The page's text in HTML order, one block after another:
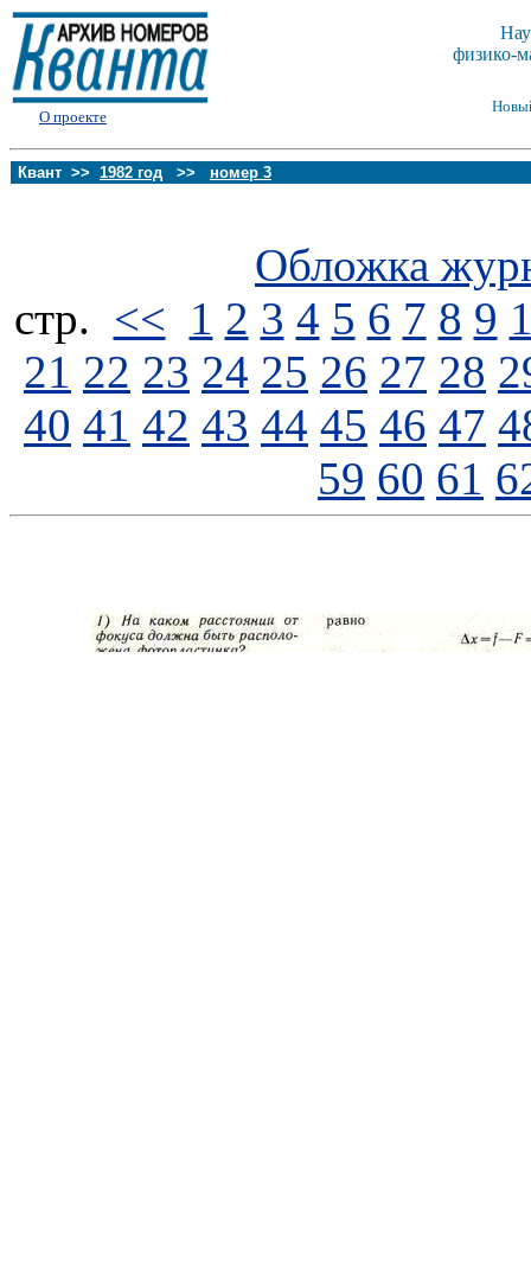
О проекте
физико-
Квант >> 1982 год >> номер 3
Обложка
стp. << 1 2 3 4 5 6 7 8 9
21 22 23 24 25 26 27 28
40 41 42 43 44 45 46 47
59 60 61